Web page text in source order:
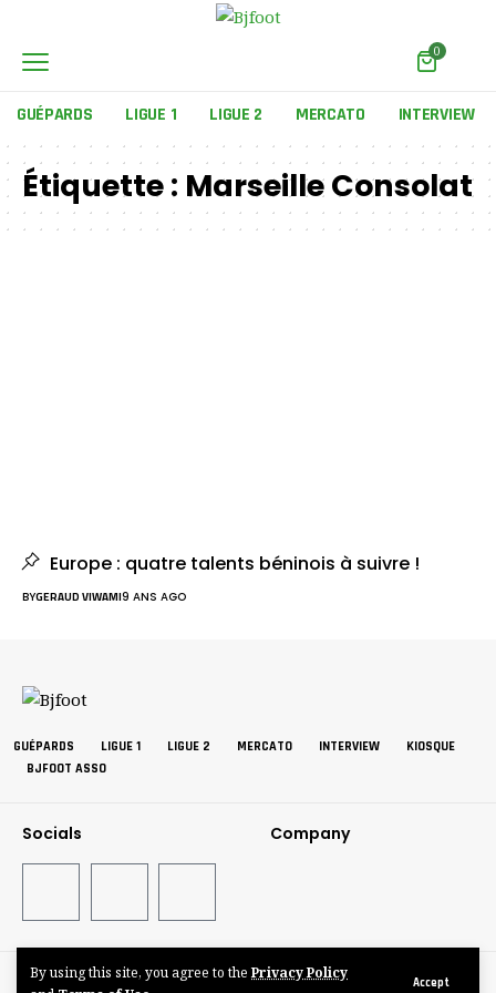
By using this site, you agree to the Privacy Policy
Accept
0
GUÉPARDS LIGUE 1 LIGUE 2 MERCATO INTERVIEW
Étiquette : Marseille Consolat
Europe : quatre talents béninois à suivre !
BYGERAUD VIWAMI9 ANS AGO
GUÉPARDS LIGUE 1 LIGUE 2 MERCATO INTERVIEW
KIOSQUE
BJFOOT ASSO
Socials Company
©BJFOOT2025